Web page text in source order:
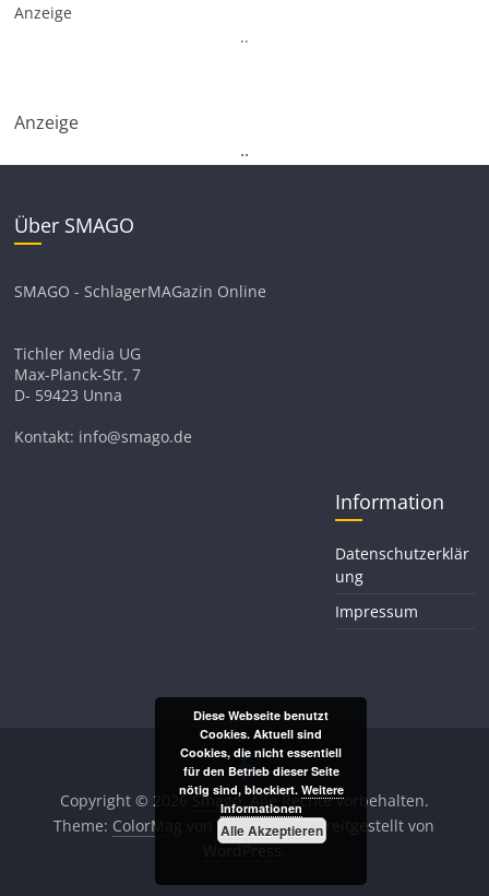
Anzeige
..
Anzeige
..
Über SMAGO
SMAGO - SchlagerMAGazin Online
Tichler Media UG
Max-Planck-Str. 7
D- 59423 Unna
Kontakt: info@smago.de
Information
Datenschutzerklär
ung
Impressum
Copyright © 2026Smago. Alle Rechte vorbehalten.
Theme: ColorMag
von ThemeGrill. Bereitgestellt von
WordPress.
Diese Webseite benutzt
Cookies. Aktuell sind
Cookies, die nicht essentiell
für den Betrieb dieser Seite
nötig sind, blockiert. Weitere
Informationen
Alle Akzeptieren